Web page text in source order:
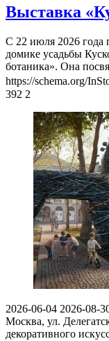
Выставка
С 22 июля 2026 года
домике усадьбы
ботаника». Она
https://schema.org/
392 2
2026-06-04 2026-08-
Москва, ул.
декоративного